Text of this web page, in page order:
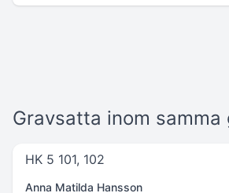
Gravsatta inom samma
HK 5 101, 102
Anna Matilda Hansson